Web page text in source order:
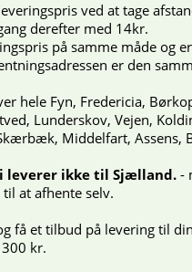
ved at tage
derefter med 14kr.
på samme måde og
er den
hele Fyn, Fredericia,
Lunderskov, Vejen,
Middelfart, Assens,
leverer ikke til Sjælland. -
at afhente selv.
få et tilbud på levering til
kr.